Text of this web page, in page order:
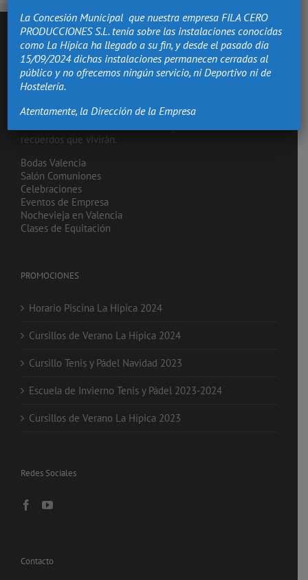
recuerdos que vivirán.
Bodas Valencia
Salón Comuniones
Celebraciones
Eventos de Empresa
Nochevieja en Valencia
Clases de Equitación
PROMOCIONES
Horario Piscina La Hipica 2024
Cursillos de Verano La Hípica 2024
Cursillo Tenis y Pádel Navidad 2023
Escuela de Invierno Tenis y Pádel 2023-2024
Cursillos de Verano La Hípica 2023
Redes Sociales
Contacto
La Concesión Municipal que nuestra empresa FILA CERO
PRODUCCIONES S.L. tenía sobre las instalaciones conocidas
como La Hípica ha llegado a su fin, y desde el pasado día
15/09/2024 dichas instalaciones permanecen cerradas al
público y no ofrecemos ningún servicio, ni Deportivo ni de
Hostelería.
Atentamente, la Dirección de la Empresa